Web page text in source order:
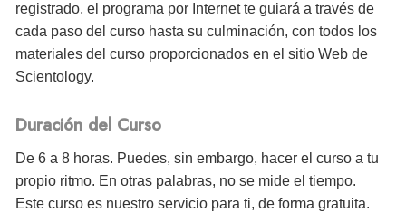
registrado, el programa por Internet te guiará a través de
cada paso del curso hasta su culminación, con todos los
materiales del curso proporcionados en el sitio Web de
Scientology.
Duración del Curso
De 6 a 8 horas. Puedes, sin embargo, hacer el curso a tu
propio ritmo. En otras palabras, no se mide el tiempo.
Este curso es nuestro servicio para ti, de forma gratuita.